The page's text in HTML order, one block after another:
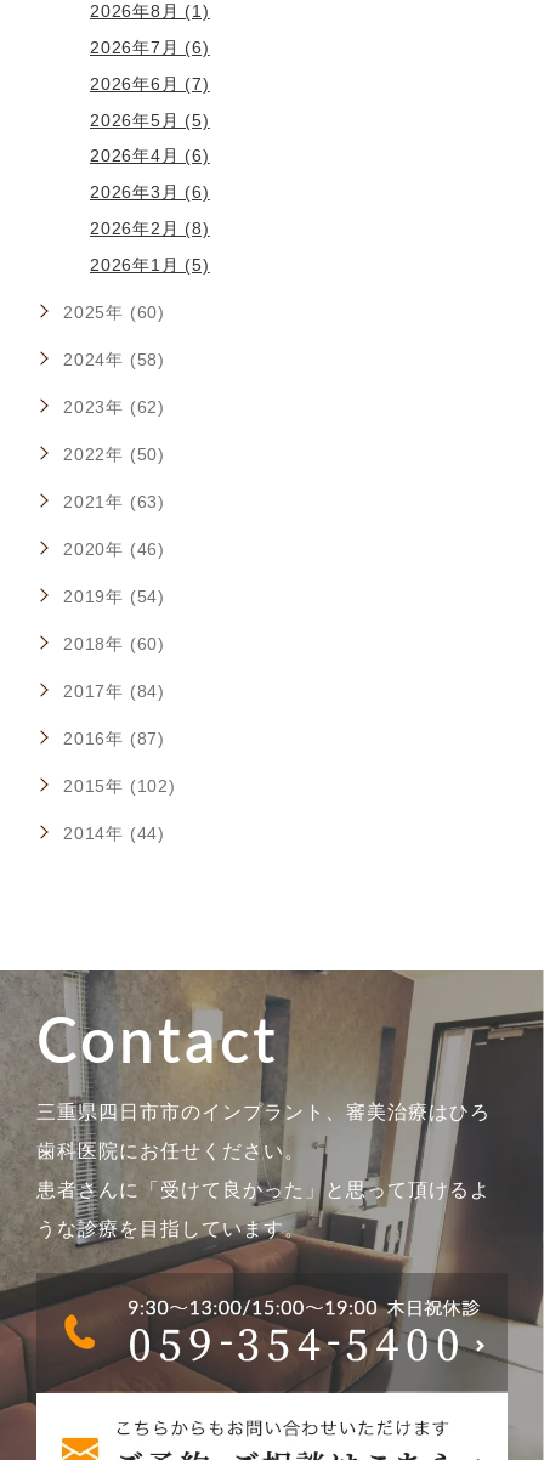
2026年8月 (1)
2026年7月 (6)
2026年6月 (7)
2026年5月 (5)
2026年4月 (6)
2026年3月 (6)
2026年2月 (8)
2026年1月 (5)
2025年 (60)
2024年 (58)
2023年 (62)
2022年 (50)
2021年 (63)
2020年 (46)
2019年 (54)
2018年 (60)
2017年 (84)
2016年 (87)
2015年 (102)
2014年 (44)
Contact
三重県四日市市のインプラント、審美治療はひろ
歯科医院にお任せください。
患者さんに「受けて良かった」と思って頂けるよ
うな診療を目指しています。